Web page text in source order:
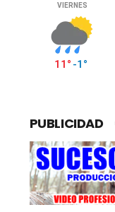
PUBLICIDAD